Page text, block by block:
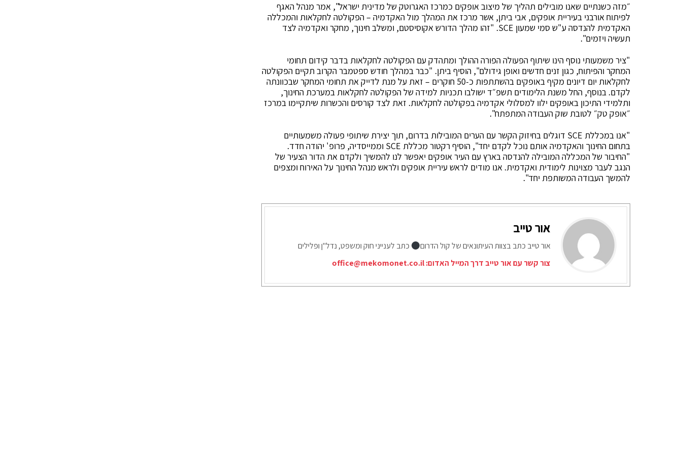
״מזה כשנתיים שאנו מובילים תהליך של מיצוב אופקים כמרכז האגרוטק של מדינית ישראל", אמר מנהל האגף
לפיתוח אורבני בעיריית אופקים, אבי ביתן, אשר מרכז את המהלך מול האקדמיה – הפקולטה לחקלאות והמכללה
האקדמית להנדסה ע"ש סמי שמעון SCE. "זהו מהלך הדורש אקוסיסטם, ומשלב חינוך, מחקר ואקדמיה לצד
תעשיה ויזמים".
"ציר משמעותי נוסף הינו שיתוף הפעולה הפורה ההולך ומתהדק עם הפקולטה לחקלאות בדבר קידום תחומי
המחקר והפיתוח, כגון זנים חדשים ואופן גידולם", הוסיף ביתן. "כבר במהלך חודש ספטמבר הקרוב תקיים הפקולטה
לחקלאות יום דיונים מקיף באופקים בהשתתפות כ-50 חוקרים – זאת על מנת לדייק את תחומי המחקר שבכוונתה
לקדם. בנוסף, החל משנת הלימודים תשפ״ד ישולבו תכניות למידה של הפקולטה לחקלאות במערכת החינוך,
ותלמידי התיכון באופקים ילוו למסלולי אקדמיה בפקולטה לחקלאות. זאת לצד קורסים והכשרות שיתקיימו במרכז
״אופק טק״ לטובת שוק העבודה המתפתח".
"אנו במכללת SCE דוגלים בחיזוק הקשר עם הערים המובילות בדרום, תוך יצירת שיתופי פעולה משמעותיים
בתחום החינוך והאקדמיה אותם נוכל לקדם יחד", הוסיף רקטור מכללת SCE וממייסדיה, פרופ' יהודה חדד.
"החיבור של המכללה המובילה להנדסה בארץ עם העיר אופקים יאפשר לנו להמשיך ולקדם את הדור הצעיר של
הנגב לעבר מצוינות לימודית ואקדמית. אנו מודים לראש עיריית אופקים ולראש מנהל החינוך על האירוח ומצפים
להמשך העבודה המשותפת יחד".
אור טייב
אור טייב כתב בצוות העיתונאים של קול הדרום
כתב לענייני חוק ומשפט, נדל"ן ופלילים
צור קשר עם אור טייב דרך המייל האדום:office@mekomonet.co.il